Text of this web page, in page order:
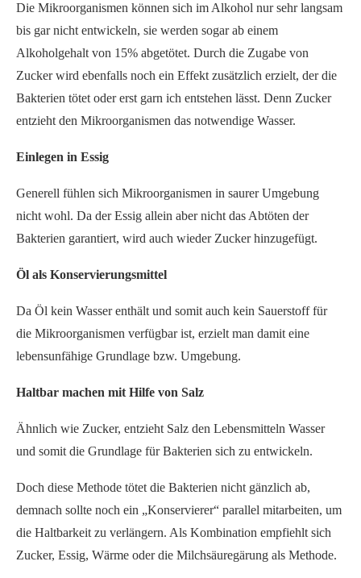
Die Mikroorganismen können sich im Alkohol nur sehr langsam
bis gar nicht entwickeln, sie werden sogar ab einem
Alkoholgehalt von 15% abgetötet. Durch die Zugabe von
Zucker wird ebenfalls noch ein Effekt zusätzlich erzielt, der die
Bakterien tötet oder erst garn ich entstehen lässt. Denn Zucker
entzieht den Mikroorganismen das notwendige Wasser.
Einlegen in Essig
Generell fühlen sich Mikroorganismen in saurer Umgebung
nicht wohl. Da der Essig allein aber nicht das Abtöten der
Bakterien garantiert, wird auch wieder Zucker hinzugefügt.
Öl als Konservierungsmittel
Da Öl kein Wasser enthält und somit auch kein Sauerstoff für
die Mikroorganismen verfügbar ist, erzielt man damit eine
lebensunfähige Grundlage bzw. Umgebung.
Haltbar machen mit Hilfe von Salz
Ähnlich wie Zucker, entzieht Salz den Lebensmitteln Wasser
und somit die Grundlage für Bakterien sich zu entwickeln.
Doch diese Methode tötet die Bakterien nicht gänzlich ab,
demnach sollte noch ein „Konservierer“ parallel mitarbeiten, um
die Haltbarkeit zu verlängern. Als Kombination empfiehlt sich
Zucker, Essig, Wärme oder die Milchsäuregärung als Methode.